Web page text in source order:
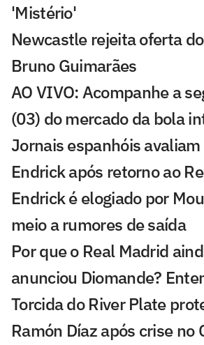
'Mistério'
Newcastle rejeita oferta
Bruno Guimarães
AO VIVO: Acompanhe a
(03) do mercado da bola
Jornais espanhóis
Endrick após retorno ao
Endrick é elogiado por
meio a rumores de saída
Por que o Real Madrid
anunciou Diomande?
Torcida do River Plate
Ramón Díaz após crise no